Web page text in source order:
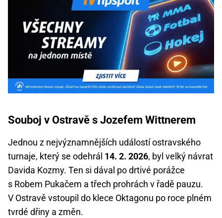
Souboj v Ostravě s Jozefem Wittnerem
Jednou z nejvýznamnějších událostí ostravského
turnaje, který se odehrál 14. 2. 2026, byl velký návrat
Davida Kozmy. Ten si dával po drtivé porážce
s Robem Pukačem a třech prohrách v řadě pauzu.
V Ostravě vstoupil do klece Oktagonu po roce plném
tvrdé dřiny a změn.